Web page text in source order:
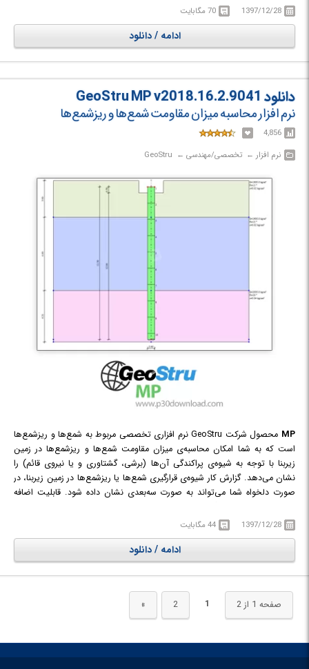
گرد استفاده می‌کند. به کمک این نرم افزار می‌توان شکست تدریجی زمین را مورد
تحلیل قرار داده و مدل‌های روابط تغییر شکل نیرو را به کار برد. این نرم افزار امکان
استحکام‌سازی با استفاده از دیوارهای تقویت شده بتنی، شمع‌ها یا پیل‌ها، قلاب و
تراس‌بندی را نیز به مهندسان می‌دهد.
1397/12/28 70 مگابایت
ادامه / دانلود
دانلود GeoStru MP v2018.16.2.9041
نرم افزار محاسبه میزان مقاومت شمع‌ها و ریزشمع‌ها
4,856
نرم افزار‎ ← ‏ تخصصی/مهندسی‎ ← ‏ GeoStru
MP
محصول شرکت GeoStru نرم افزاری تخصصی مربوط به شمع‌ها و ریز‌شمع‌ها
است که به شما امکان محاسبه‌ی میزان مقاومت شمع‌ها و ریز‌شمع‌ها در زمین
زیربنا با توجه به شیوه‌ی پراکندگی آن‌ها (برشی، گشتاوری و یا نیروی قائم) را
نشان می‌دهد. گزارش کار شیوه‌ی قرارگیری شمع‌ها یا ریزشمع‌ها در زمین زیربنا، در
صورت دلخواه شما می‌تواند به صورت سه‌بعدی نشان داده شود. قابلیت اضافه
لرزه‌ای، و پارامتر‌های ژئوتکنیکی به گزارش کار وجود دارد و با وارد کردن این
اطلاعات مجموعه‌ای از قابلیت‌های برنامه در قسمت منوهای کشویی، نوار ابزارهای
قابل جابجایی و یا میان‌برها قابل استفاده می‌شود.
1397/12/28 44 مگابایت
ادامه / دانلود
صفحه 1 از 2 1
2
»